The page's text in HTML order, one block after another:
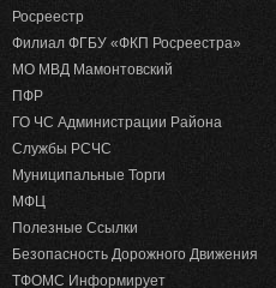
Росреестр
Филиал ФГБУ «ФКП Росреестра»
МО МВД Мамонтовский
ПФР
ГО ЧС Администрации Района
Службы РСЧС
Муниципальные Торги
МФЦ
Полезные Ссылки
Безопасность Дорожного Движения
ТФОМС Информирует